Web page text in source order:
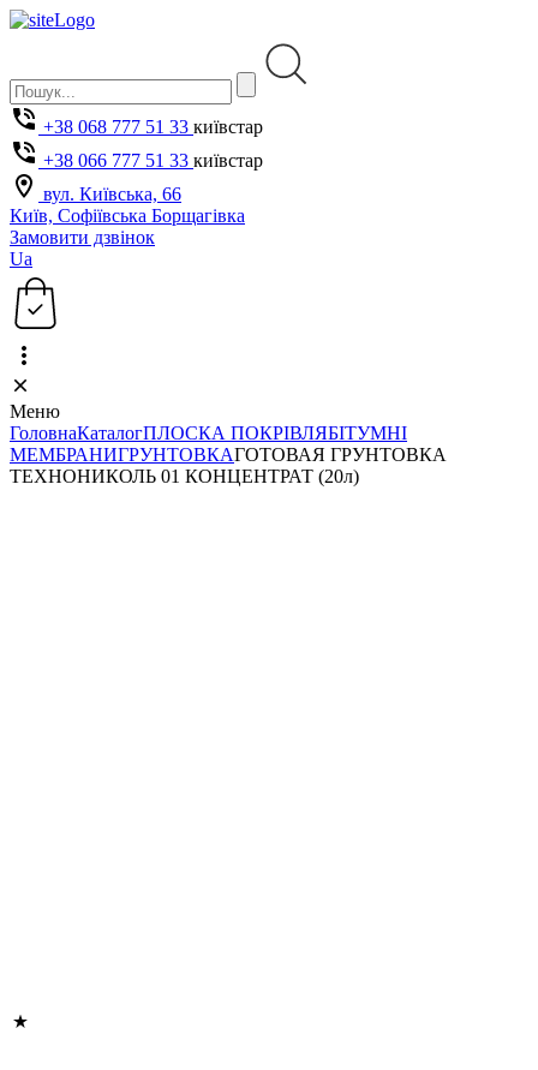
+38 068 777 51 33 київстар
+38 066 777 51 33 київстар
вул. Київська, 66
Київ, Софіївська Борщагівка
Замовити дзвінок
Ua
Меню
ГоловнаКаталогПЛОСКА ПОКРІВЛЯБІТУМНІ
МЕМБРАНИГРУНТОВКАГОТОВАЯ ГРУНТОВКА
ТЕХНОНИКОЛЬ 01 КОНЦЕНТРАТ (20л)